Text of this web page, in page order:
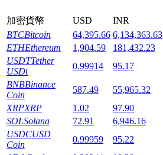
Launchpool
加密貨幣 USD INR
BTCBitcoin 64,395.66 6,134,363.63
ETHEthereum 1,904.59 181,432.23
USDTTether
USDt
0.99914 95.17
BNBBinance
Coin
587.49 55,965.32
XRPXRP 1.02 97.90
SOLSolana 72.91 6,946.16
USDCUSD
Coin
0.99959 95.22